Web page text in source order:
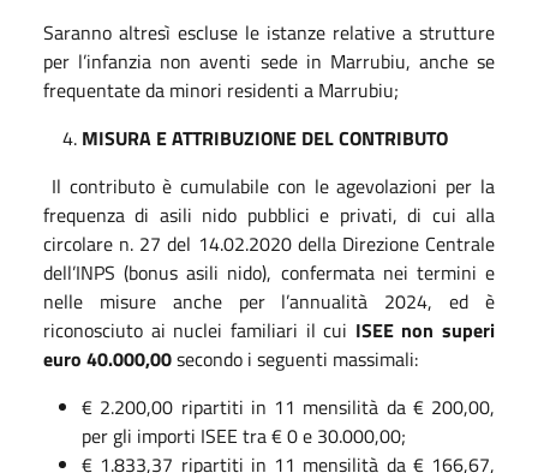
Saranno altresì escluse le istanze relative a strutture
per l’infanzia non aventi sede in Marrubiu, anche se
frequentate da minori residenti a Marrubiu;
MISURA E ATTRIBUZIONE DEL CONTRIBUTO
Il contributo è cumulabile con le agevolazioni per la
frequenza di asili nido pubblici e privati, di cui alla
circolare n. 27 del 14.02.2020 della Direzione Centrale
dell’INPS (bonus asili nido), confermata nei termini e
nelle misure anche per l’annualità 2024, ed è
riconosciuto ai nuclei familiari il cui ISEE non superi
euro 40.000,00secondo i seguenti massimali:
€ 2.200,00 ripartiti in 11 mensilità da € 200,00,
per gli importi ISEE tra € 0 e 30.000,00;
€ 1.833,37 ripartiti in 11 mensilità da € 166,67,